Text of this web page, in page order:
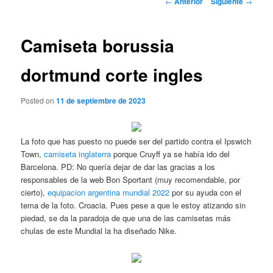
Camiseta borussia
dortmund corte ingles
Posted on11 de septiembre de 2023
La foto que has puesto no puede ser del partido contra el Ipswich
Town,camiseta inglaterra porque Cruyff ya se había ido del
Barcelona. PD: No quería dejar de dar las gracias a los
responsables de la web Bon Sportant (muy recomendable, por
cierto),equipacion argentina mundial 2022 por su ayuda con el
tema de la foto. Croacia. Pues pese a que le estoy atizando sin
piedad, se da la paradoja de que una de las camisetas más
chulas de este Mundial la ha diseñado Nike.